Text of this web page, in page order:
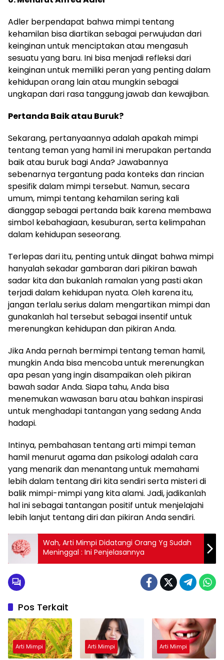
Adler berpendapat bahwa mimpi tentang
kehamilan bisa diartikan sebagai perwujudan dari
keinginan untuk menciptakan atau mengasuh
sesuatu yang baru. Ini bisa menjadi refleksi dari
keinginan untuk memiliki peran yang penting dalam
kehidupan orang lain atau mungkin sebagai
ungkapan dari rasa tanggung jawab dan kewajiban.
Pertanda Baik atau Buruk?
Sekarang, pertanyaannya adalah apakah mimpi
tentang teman yang hamil ini merupakan pertanda
baik atau buruk bagi Anda? Jawabannya
sebenarnya tergantung pada konteks dan rincian
spesifik dalam mimpi tersebut. Namun, secara
umum, mimpi tentang kehamilan sering kali
dianggap sebagai pertanda baik karena membawa
simbol kebahagiaan, kesuburan, serta kelimpahan
dalam kehidupan seseorang.
Terlepas dari itu, penting untuk diingat bahwa mimpi
hanyalah sekadar gambaran dari pikiran bawah
sadar kita dan bukanlah ramalan yang pasti akan
terjadi dalam kehidupan nyata. Oleh karena itu,
jangan terlalu serius dalam mengartikan mimpi dan
gunakanlah hal tersebut sebagai insentif untuk
merenungkan kehidupan dan pikiran Anda.
Jika Anda pernah bermimpi tentang teman hamil,
mungkin Anda bisa mencoba untuk merenungkan
apa pesan yang ingin disampaikan oleh pikiran
bawah sadar Anda. Siapa tahu, Anda bisa
menemukan wawasan baru atau bahkan inspirasi
untuk menghadapi tantangan yang sedang Anda
hadapi.
Intinya, pembahasan tentang arti mimpi teman
hamil menurut agama dan psikologi adalah cara
yang menarik dan menantang untuk memahami
lebih dalam tentang diri kita sendiri serta misteri di
balik mimpi-mimpi yang kita alami. Jadi, jadikanlah
hal ini sebagai tantangan positif untuk menjelajahi
lebih lanjut tentang diri dan pikiran Anda sendiri.
Wah, Arti Mimpi Didatangi Orang Yg Sudah
Meninggal : Ini Penjelasannya
Pos Terkait
Arti Mimpi Arti Mimpi Arti Mimpi